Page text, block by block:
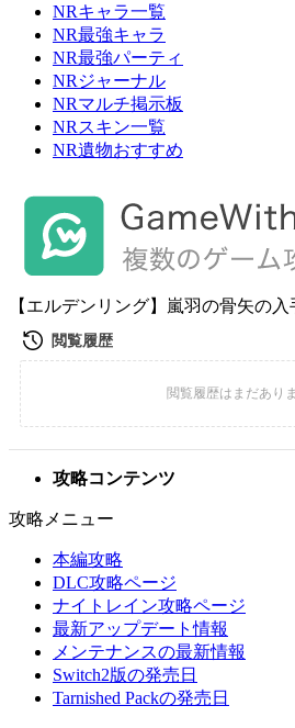
NRキャラ一覧
NR最強キャラ
NR最強パーティ
NRジャーナル
NRマルチ掲示板
NRスキン一覧
NR遺物おすすめ
【エルデンリング】嵐羽の骨矢の
攻略コンテンツ
攻略メニュー
本編攻略
DLC攻略ページ
ナイトレイン攻略ページ
最新アップデート情報
メンテナンスの最新情報
Switch2版の発売日
Tarnished Packの発売日